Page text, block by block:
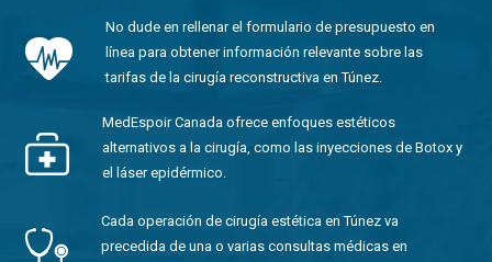
No dude en rellenar el formulario de presupuesto en
línea para obtener información relevante sobre las
tarifas de la cirugía reconstructiva en Túnez.
MedEspoir Canada ofrece enfoques estéticos
alternativos a la cirugía, como las inyecciones de Botox y
el láser epidérmico.
Cada operación de cirugía estética en Túnez va
precedida de una o varias consultas médicas en